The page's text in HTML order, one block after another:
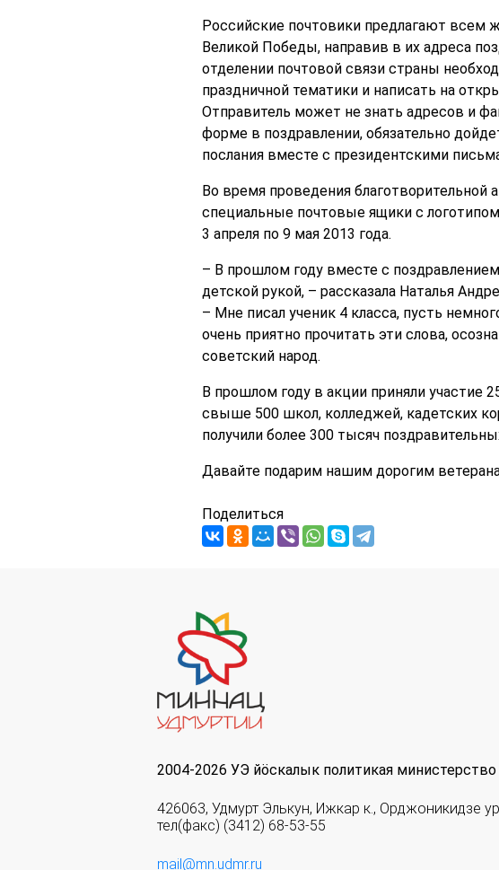
Российские почтовики предлагают
Великой Победы, направив в их адреса
отделении почтовой связи страны
праздничной тематики и написать на
Отправитель может не знать адресов и
форме в поздравлении, обязательно
послания вместе с президентскими
Во время проведения благотворительной
специальные почтовые ящики с
3 апреля по 9 мая 2013 года.
– В прошлом году вместе с
детской рукой, – рассказала Наталья
– Мне писал ученик 4 класса, пусть
очень приятно прочитать эти слова,
советский народ.
В прошлом году в акции приняли участие
свыше 500 школ, колледжей, кадетских
получили более 300 тысяч
Давайте подарим нашим дорогим
Поделиться
2004-2026 УЭ йöскалык политикая
426063, Удмурт Элькун, Ижкар к., Орджоникидзе
тел(факс) (3412) 68-53-55
mail@mn.udmr.ru